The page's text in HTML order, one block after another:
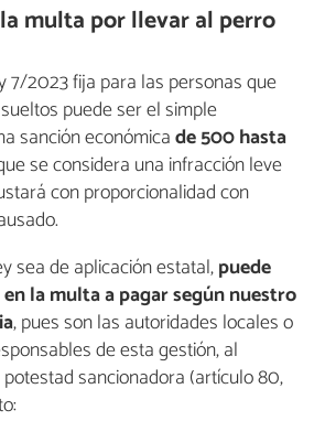
multa por llevar al perro
7/2023 fija para las personas que
puede ser el simple
sanción económicade 500 hasta
se considera una infracción leve
con proporcionalidad con
sea de aplicación estatal,puede
la multa a pagar según nuestro
, pues son las autoridades locales o
de esta gestión, al
sancionadora (artículo 80,